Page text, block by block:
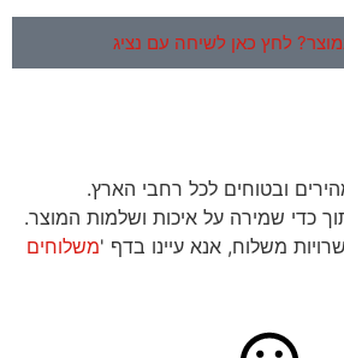
לחץ כאן לשיחה עם נציג
ובטוחים לכל רחבי הארץ.
כדי שמירה על איכות ושלמות המוצר.
משלוח, אנא עיינו בדף 'משלוחים